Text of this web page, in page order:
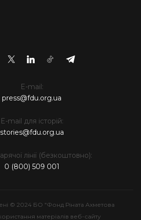
E-mail:
press@fdu.org.ua
E-mail для історій:
stories@fdu.org.ua
лінії (безкоштовно):
0 (800) 509 001
© 2024 БО "Фонд Ріната Ахметова
матеріалів веб-сайту